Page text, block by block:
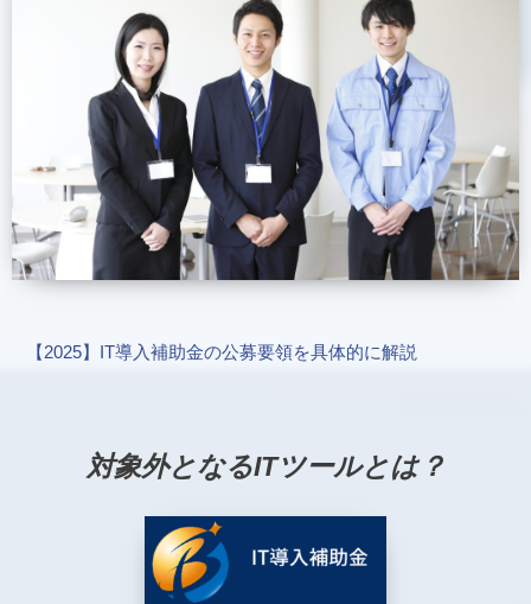
【2025】IT導入補助金の公募要領を具体的に解説
対象外となるITツールとは？